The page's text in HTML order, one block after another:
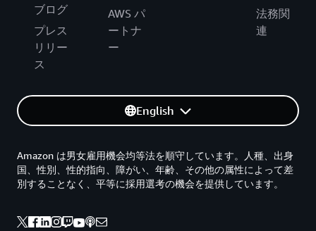
ブログ
プレス
リリー
ス
AWS パ
ートナ
ー
法務関
連
English
Amazon は男女雇用機会均等法を順守しています。人種、出身
国、性別、性的指向、障がい、年齢、その他の属性によって差
別することなく、平等に採用選考の機会を提供しています。